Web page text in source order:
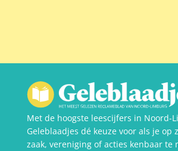
Met de hoogste leescijfers in Noord-
Geleblaadjes dé keuze voor als je op
zaak, vereniging of acties kenbaar te